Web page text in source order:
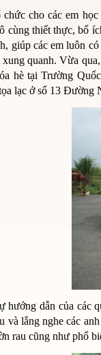
chức cho các em
cùng thiết thực, bổ
giúp các em luôn
quanh. Vừa
hè tại Trường
lạc ở số 13 Đường
hướng dẫn của các
và lắng nghe các
rau cũng như phổ